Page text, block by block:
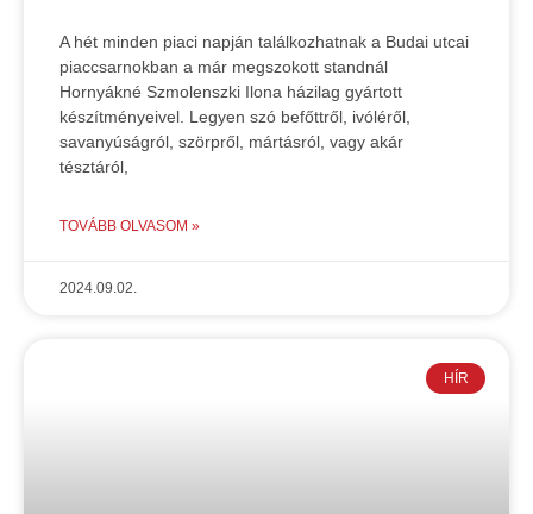
A hét minden piaci napján találkozhatnak a Budai utcai
piaccsarnokban a már megszokott standnál
Hornyákné Szmolenszki Ilona házilag gyártott
készítményeivel. Legyen szó befőttről, ivóléről,
savanyúságról, szörpről, mártásról, vagy akár
tésztáról,
TOVÁBB OLVASOM »
2024.09.02.
HÍR